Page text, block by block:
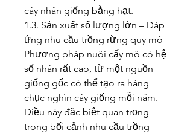
cây nhân giống bằng hạt.
1.3. Sản xuất số lượng lớn – Đáp
ứng nhu cầu trồng rừng quy mô
Phương pháp nuôi cấy mô có hệ
số nhân rất cao, từ một nguồn
giống gốc có thể tạo ra hàng
chục nghìn cây giống mỗi năm.
Điều này đặc biệt quan trọng
trong bối cảnh nhu cầu trồng